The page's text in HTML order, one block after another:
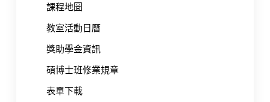
課程地圖
教室活動日曆
獎助學金資訊
碩博士班修業規章
表單下載